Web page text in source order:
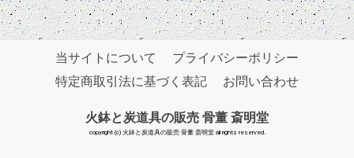
当サイトについて
プライバシーポリシー
特定商取引法に基づく表記
お問い合わせ
火鉢と炭道具の販売 骨董 斎明堂
copyright (c) 火鉢と炭道具の販売 骨董 斎明堂 all rights reserved.